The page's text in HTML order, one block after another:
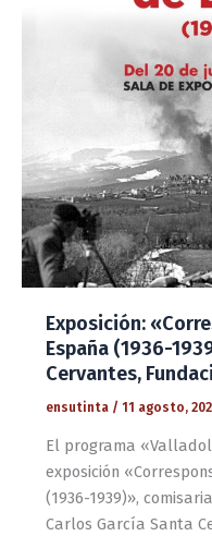
Exposición:
España (1936-
Cervantes,
ensutinta / 11 agosto,
El programa
exposición
(1936-1939)»,
Carlos García Santa